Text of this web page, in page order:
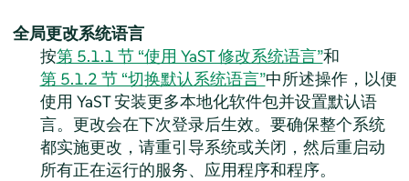
全局更改系统语言
按第 5.1.1 节 “使用 YaST 修改系统语言”和
第 5.1.2 节 “切换默认系统语言”中所述操作，以便
使用 YaST 安装更多本地化软件包并设置默认语
言。更改会在下次登录后生效。要确保整个系统
都实施更改，请重引导系统或关闭，然后重启动
所有正在运行的服务、应用程序和程序。